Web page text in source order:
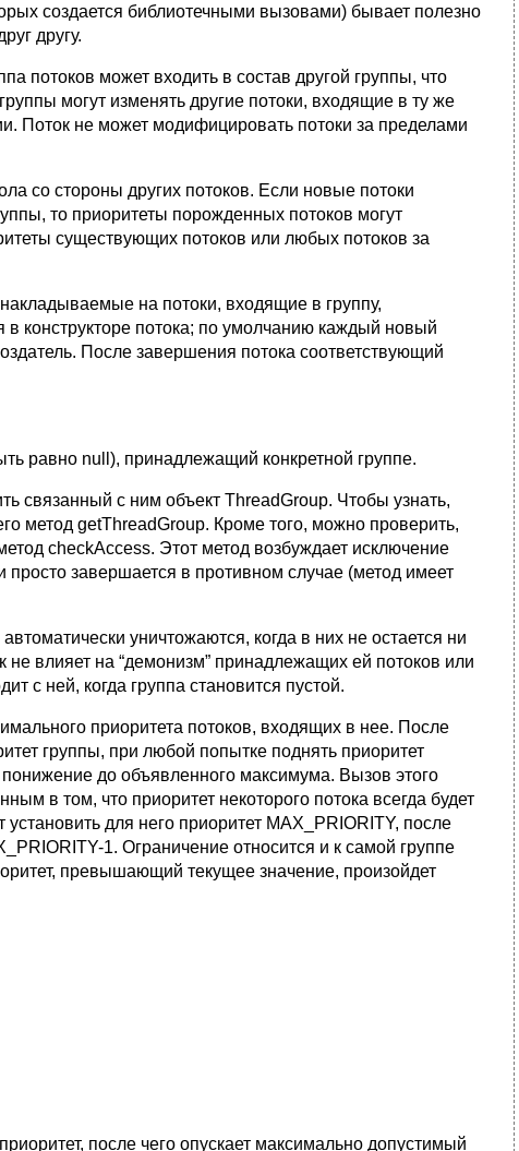
создается библиотечными вызовами) бывает полезно
другу.
потоков может входить в состав другой группы, что
могут изменять другие потоки, входящие в ту же
Поток не может модифицировать потоки за пределами
со стороны других потоков. Если новые потоки
то приоритеты порожденных потоков могут
существующих потоков или любых потоков за
на потоки, входящие в группу,
конструкторе потока; по умолчанию каждый новый
После завершения потока соответствующий
равно null), принадлежащий конкретной группе.
связанный с ним объект ThreadGroup. Чтобы узнать,
метод getThreadGroup. Кроме того, можно проверить,
checkAccess. Этот метод возбуждает исключение
завершается в противном случае (метод имеет
уничтожаются, когда в них не остается ни
не влияет на “демонизм” принадлежащих ей потоков или
с ней, когда группа становится пустой.
приоритета потоков, входящих в нее. После
группы, при любой попытке поднять приоритет
до объявленного максимума. Вызов этого
в том, что приоритет некоторого потока всегда будет
для него приоритет MAX_PRIORITY, после
1. Ограничение относится и к самой группе
превышающий текущее значение, произойдет
после чего опускает максимально допустимый